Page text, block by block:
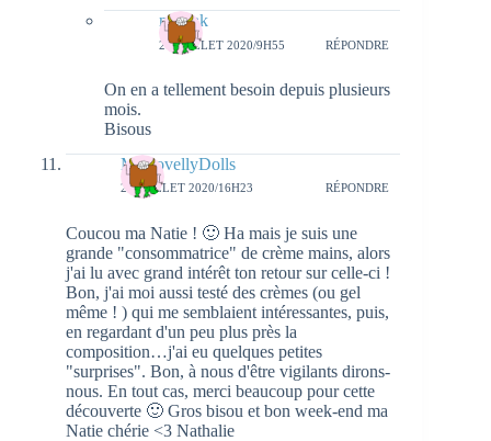
natieak
27 JUILLET 2020/9H55 RÉPONDRE
On en a tellement besoin depuis plusieurs
mois.
Bisous
MyLovellyDolls
24 JUILLET 2020/16H23 RÉPONDRE
Coucou ma Natie ! 🙂 Ha mais je suis une
grande "consommatrice" de crème mains, alors
j'ai lu avec grand intérêt ton retour sur celle-ci !
Bon, j'ai moi aussi testé des crèmes (ou gel
même ! ) qui me semblaient intéressantes, puis,
en regardant d'un peu plus près la
composition…j'ai eu quelques petites
"surprises". Bon, à nous d'être vigilants dirons-
nous. En tout cas, merci beaucoup pour cette
découverte 🙂 Gros bisou et bon week-end ma
Natie chérie <3 Nathalie